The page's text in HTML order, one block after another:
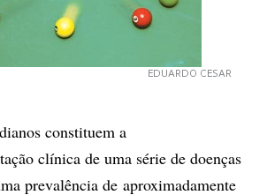
EDUARDO CESAR
constituem a
clínica de uma série de doenças
prevalência de aproximadamente